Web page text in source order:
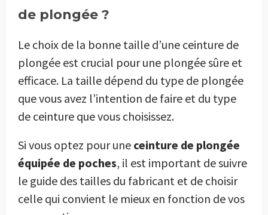
de plongée ?
Le choix de la bonne taille d’une ceinture de
plongée est crucial pour une plongée sûre et
efficace. La taille dépend du type de plongée
que vous avez l’intention de faire et du type
de ceinture que vous choisissez.
Si vous optez pour une ceinture de plongée
équipée de poches, il est important de suivre
le guide des tailles du fabricant et de choisir
celle qui convient le mieux en fonction de vos